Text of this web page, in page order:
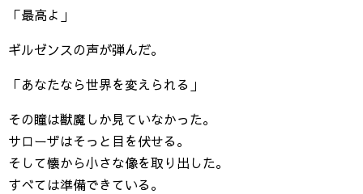
「最高よ」
ギルゼンスの声が弾んだ。
「あなたなら世界を変えられる」
その瞳は獣魔しか見ていなかった。
サローザはそっと目を伏せる。
そして懐から小さな像を取り出した。
すべては準備できている。